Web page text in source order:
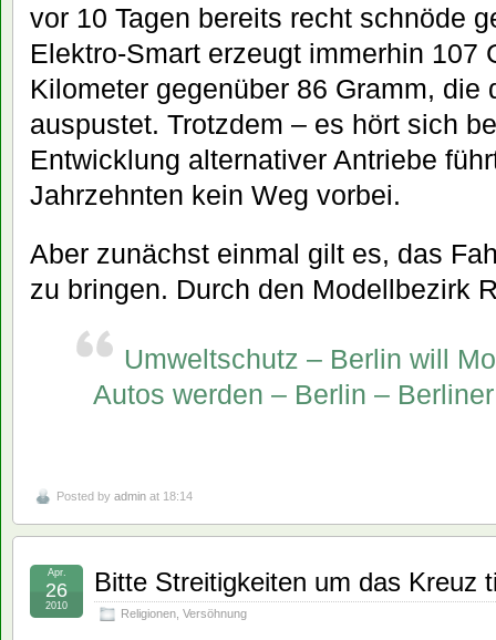
vor 10 Tagen bereits recht schnöde
Elektro-Smart erzeugt immerhin 107
Kilometer gegenüber 86 Gramm, die
auspustet. Trotzdem – es hört sich
Entwicklung alternativer Antriebe
Jahrzehnten kein Weg vorbei.
Aber zunächst einmal gilt es, das
zu bringen. Durch den Modellbezirk
Umweltschutz – Berlin will
Autos werden – Berlin –
Posted by admin at 18:14
Bitte Streitigkeiten um das Kreuz
Religionen Versöhnung
Apr.
26
2010